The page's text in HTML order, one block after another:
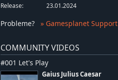
Release:
23.01.2024
Probleme? » Gamesplanet Support
COMMUNITY VIDEOS
#001 Let's Play
Gaius Julius Caesar